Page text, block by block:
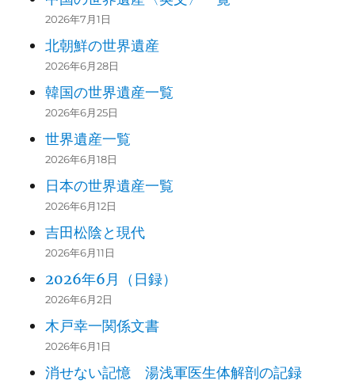
2026年7月1日
北朝鮮の世界遺産
2026年6月28日
韓国の世界遺産一覧
2026年6月25日
世界遺産一覧
2026年6月18日
日本の世界遺産一覧
2026年6月12日
吉田松陰と現代
2026年6月11日
2026年6月（日録）
2026年6月2日
木戸幸一関係文書
2026年6月1日
消せない記憶 湯浅軍医生体解剖の記録